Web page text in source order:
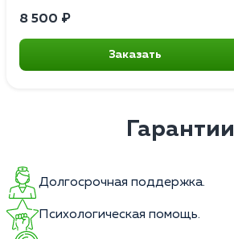
8 500 ₽
Заказать
Гарантии
Долгосрочная поддержка.
Психологическая помощь.